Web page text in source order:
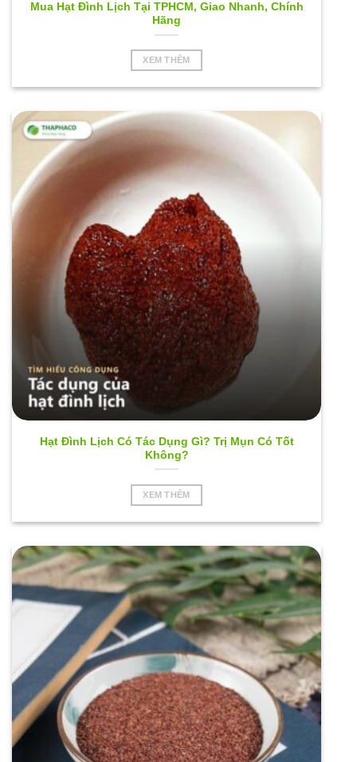
Mua Hạt Đình Lịch Tại TPHCM, Giao Nhanh, Chính
Hãng
XEM THÊM
Hạt Đình Lịch Có Tác Dụng Gì? Trị Mụn Có Tốt
Không?
XEM THÊM